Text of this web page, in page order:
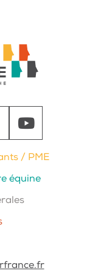
YouTube
/ PME
équine